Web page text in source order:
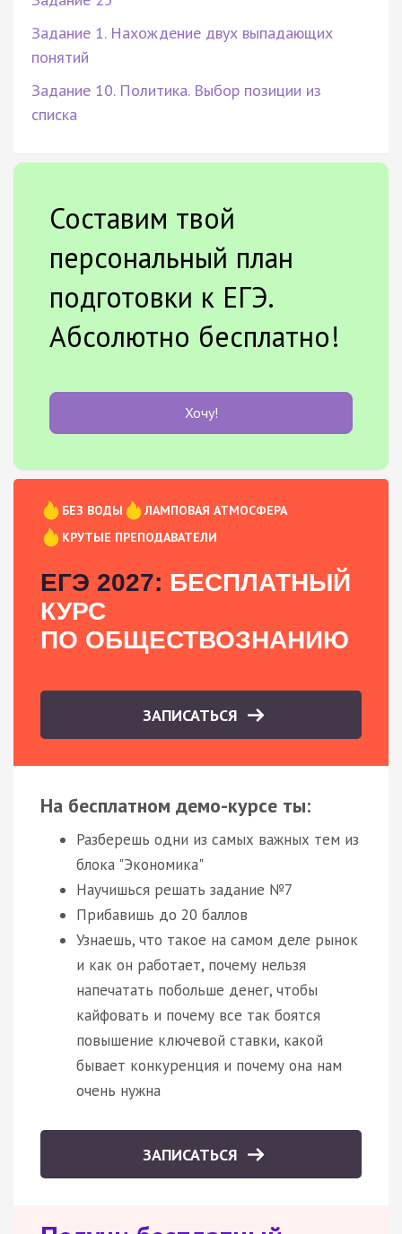
Задание 1. Нахождение двух выпадающих
понятий
Задание 10. Политика. Выбор позиции из
списка
Составим твой
персональный план
подготовки к ЕГЭ.
Абсолютно бесплатно!
Хочу!
БЕЗ ВОДЫ
ЛАМПОВАЯ АТМОСФЕРА
КРУТЫЕ ПРЕПОДАВАТЕЛИ
ЕГЭ 2027: БЕСПЛАТНЫЙ
КУРС
ПО ОБЩЕСТВОЗНАНИЮ
ЗАПИСАТЬСЯ
На бесплатном демо-курсе ты:
Разберешь одни из самых важных тем из
блока "Экономика"
Научишься решать задание №7
Прибавишь до 20 баллов
Узнаешь, что такое на самом деле рынок
и как он работает, почему нельзя
напечатать побольше денег, чтобы
кайфовать и почему все так боятся
повышение ключевой ставки, какой
бывает конкуренция и почему она нам
очень нужна
ЗАПИСАТЬСЯ